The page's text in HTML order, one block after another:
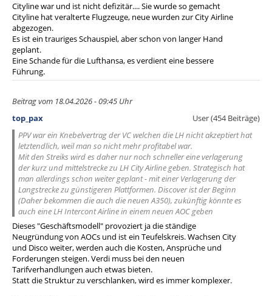
Cityline war und ist nicht defizitär.... Sie wurde so gemacht
Cityline hat veralterte Flugzeuge, neue wurden zur City Airline
abgezogen.
Es ist ein trauriges Schauspiel, aber schon von langer Hand
geplant.
Eine Schande für die Lufthansa, es verdient eine bessere
Führung.
Beitrag vom 18.04.2026 - 09:45 Uhr
top_pax
User (454 Beiträge)
PPV war ein Knebelvertrag der VC welchen die LH nicht akzeptiert hat
letztendlich, weil man so nicht mehr profitabel war.
Mit den Streiks wird es daher nur noch schneller eine verlagerung
der kurz und mittelstrecke zu LH City Airline geben. Strategisch hat
man allerdings schon weiter geplant - mit einer Verlagerung der
Langstrecke zu günstigeren Plattformen. Discover ist der Beginn
(Daher bekommen die auch die neuen A350), zukünftig könnte es
auch eine LH Intercont Airline in einem neuen AOC geben
Dieses "Geschäftsmodell" provoziert ja die ständige
Neugründung von AOCs und ist ein Teufelskreis. Wachsen City
und Disco weiter, werden auch die Kosten, Ansprüche und
Forderungen steigen. Verdi muss bei den neuen
Tarifverhandlungen auch etwas bieten.
Statt die Struktur zu verschlanken, wird es immer komplexer.